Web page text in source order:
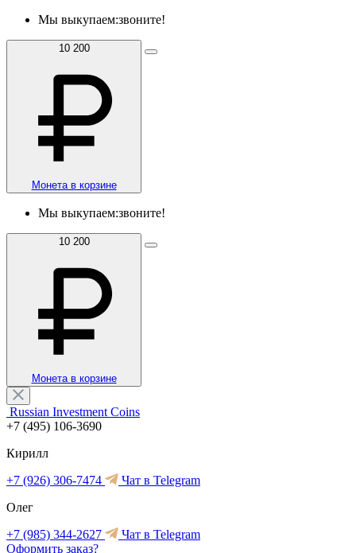
Мы выкупаем:звоните!
10 200
Монета в корзине
Мы выкупаем:звоните!
10 200
Монета в корзине
Russian Investment Coins
+7 (495) 106-3690
Кирилл
+7 (926) 306-7474
Чат в Telegram
Олег
+7 (985) 344-2627
Чат в Telegram
Оформить заказ?